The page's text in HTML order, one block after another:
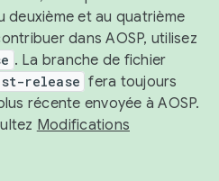
deuxième et au quatrième
dans AOSP, utilisez
. La branche de fichier
release fera toujours
récente envoyée à AOSP.
Modifications